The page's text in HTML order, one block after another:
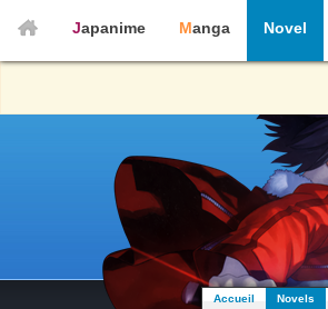
Japanime Manga Novel
Accueil Novels